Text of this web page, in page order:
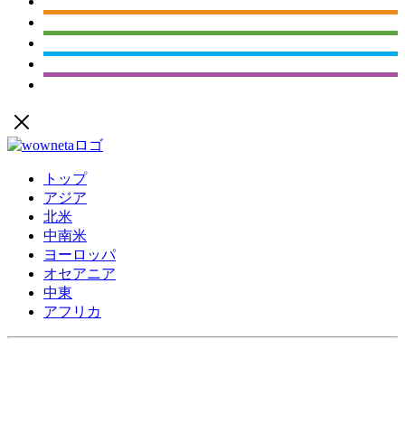
トップ
アジア
北米
中南米
ヨーロッパ
オセアニア
中東
アフリカ